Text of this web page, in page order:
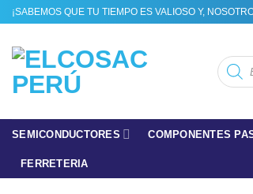
Skip
content
¡SABEMOS QUE TU TIEMPO ES VALIOSO Y,
de
SEMICONDUCTORES COMPONENTES
FERRETERIA